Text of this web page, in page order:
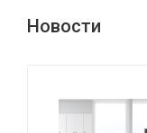
Новости